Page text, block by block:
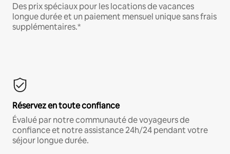
Des prix spéciaux pour les locations de vacances
longue durée et un paiement mensuel unique sans frais
supplémentaires.*
Réservez en toute confiance
Évalué par notre communauté de voyageurs de
confiance et notre assistance 24h/24 pendant votre
séjour longue durée.